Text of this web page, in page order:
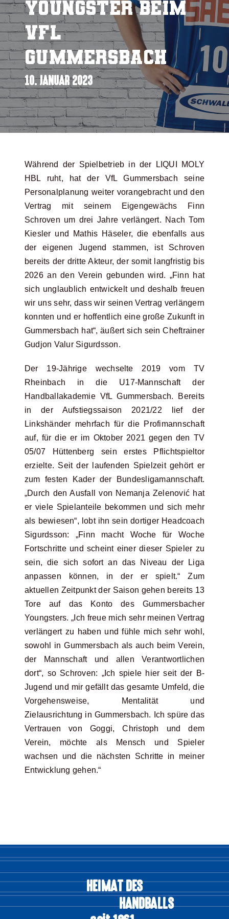
Youngster beim
VfL
Gummersbach
10. JANUAR 2023
Während der Spielbetrieb in der LIQUI MOLY
HBL ruht, hat der VfL Gummersbach seine
Personalplanung weiter vorangebracht und den
Vertrag mit seinem Eigengewächs Finn
Schroven um drei Jahre verlängert. Nach Tom
Kiesler und Mathis Häseler, die ebenfalls aus
der eigenen Jugend stammen, ist Schroven
bereits der dritte Akteur, der somit langfristig bis
2026 an den Verein gebunden wird. „Finn hat
sich unglaublich entwickelt und deshalb freuen
wir uns sehr, dass wir seinen Vertrag verlängern
konnten und er hoffentlich eine große Zukunft in
Gummersbach hat“, äußert sich sein Cheftrainer
Gudjon Valur Sigurdsson.
Der 19-Jährige wechselte 2019 vom TV
Rheinbach in die U17-Mannschaft der
Handballakademie VfL Gummersbach. Bereits
in der Aufstiegssaison 2021/22 lief der
Linkshänder mehrfach für die Profimannschaft
auf, für die er im Oktober 2021 gegen den TV
05/07 Hüttenberg sein erstes Pflichtspieltor
erzielte. Seit der laufenden Spielzeit gehört er
zum festen Kader der Bundesligamannschaft.
„Durch den Ausfall von Nemanja Zelenović hat
er viele Spielanteile bekommen und sich mehr
als bewiesen“, lobt ihn sein dortiger Headcoach
Sigurdsson: „Finn macht Woche für Woche
Fortschritte und scheint einer dieser Spieler zu
sein, die sich sofort an das Niveau der Liga
anpassen können, in der er spielt.“ Zum
aktuellen Zeitpunkt der Saison gehen bereits 13
Tore auf das Konto des Gummersbacher
Youngsters. „Ich freue mich sehr meinen Vertrag
verlängert zu haben und fühle mich sehr wohl,
sowohl in Gummersbach als auch beim Verein,
der Mannschaft und allen Verantwortlichen
dort“, so Schroven: „Ich spiele hier seit der B-
Jugend und mir gefällt das gesamte Umfeld, die
Vorgehensweise, Mentalität und
Zielausrichtung in Gummersbach. Ich spüre das
Vertrauen von Goggi, Christoph und dem
Verein, möchte als Mensch und Spieler
wachsen und die nächsten Schritte in meiner
Entwicklung gehen.“
HEIMAT DES
HANDBALLS